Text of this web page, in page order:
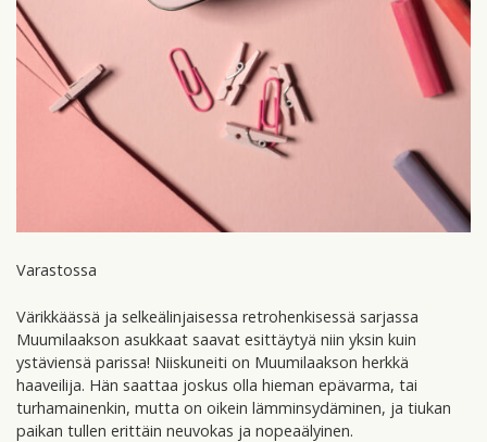
Varastossa
Värikkäässä ja selkeälinjaisessa retrohenkisessä sarjassa
Muumilaakson asukkaat saavat esittäytyä niin yksin kuin
ystäviensä parissa! Niiskuneiti on Muumilaakson herkkä
haaveilija. Hän saattaa joskus olla hieman epävarma, tai
turhamainenkin, mutta on oikein lämminsydäminen, ja tiukan
paikan tullen erittäin neuvokas ja nopeaälyinen.